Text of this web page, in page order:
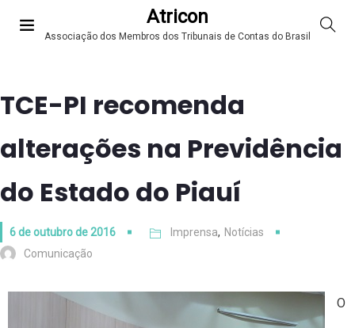
Atricon
Associação dos Membros dos Tribunais de Contas do Brasil
TCE-PI recomenda
alterações na Previdência
do Estado do Piauí
6 de outubro de 2016 Imprensa, Notícias
Comunicação
O